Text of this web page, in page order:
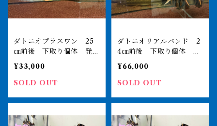
ダトニオプラスワン 25
㎝前後 下取り個体 発色
良好 おとひめ食べます
¥33,000
SOLD OUT
ダトニオリアルバンド 2
4㎝前後 下取り個体 発
色良好 おとひめ食べます
¥66,000
SOLD OUT